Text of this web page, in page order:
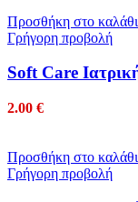
Προσθήκη στο καλάθι
Γρήγορη προβολή
Soft Care
2.00 €
Προσθήκη στο καλάθι
Γρήγορη προβολή